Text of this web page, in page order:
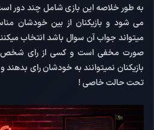
به طور خلاصه این بازی شامل چند دور
می شود و بازیکنان از بین خودشان
میتواند جواب آن سوال باشد انتخاب
صورت مخفی است و کسی از رای شخص
بازیکنان نمیتوانند به خودشان رای
تحت حالت خاصی !